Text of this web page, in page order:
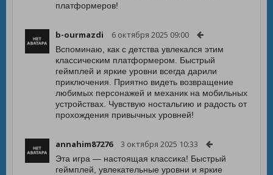
платформеров!
b-ourmazdi 6 октября 2025 09:00
Вспоминаю, как с детства увлекался этим
классическим платформером. Быстрый
геймплей и яркие уровни всегда дарили
приключения. Приятно видеть возвращение
любимых персонажей и механик на мобильных
устройствах. Чувствую ностальгию и радость от
прохождения привычных уровней!
annahim87276 3 октября 2025 10:33
Эта игра — настоящая классика! Быстрый
геймплей, увлекательные уровни и яркие